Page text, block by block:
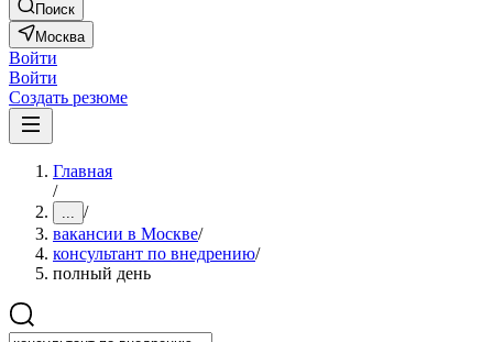
Поиск
Москва
Войти
Войти
Создать резюме
Главная
/
... /
вакансии в Москве/
консультант по внедрению/
полный день